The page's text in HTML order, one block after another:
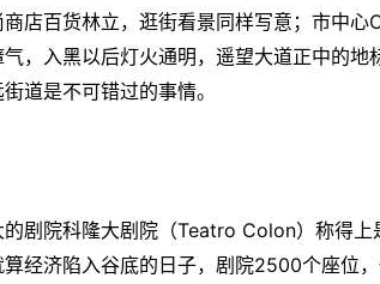
店百货林立，逛街看景同样写意；市中
，入黑以后灯火通明，遥望大道正中的
道是不可错过的事情。
剧院科隆大剧院 （Teatro Colon）称得上
经济陷入谷底的日子，剧院2500个座位